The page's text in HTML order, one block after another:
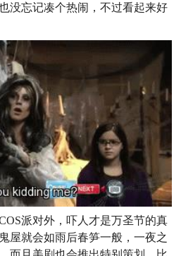
没忘记凑个热闹，不过看起来好
派对外，吓人才是万圣节的真
屋就会如雨后春笋一般，一夜之